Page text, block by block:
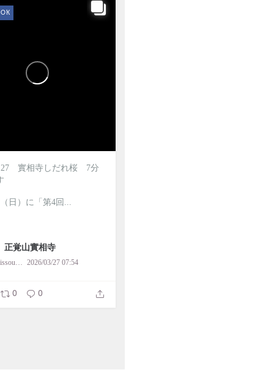
實相寺しだれ桜 7分
日）に「第4回...
覚山實相寺
kamitoba.jissouji 2026/03/27 07:54
0 0